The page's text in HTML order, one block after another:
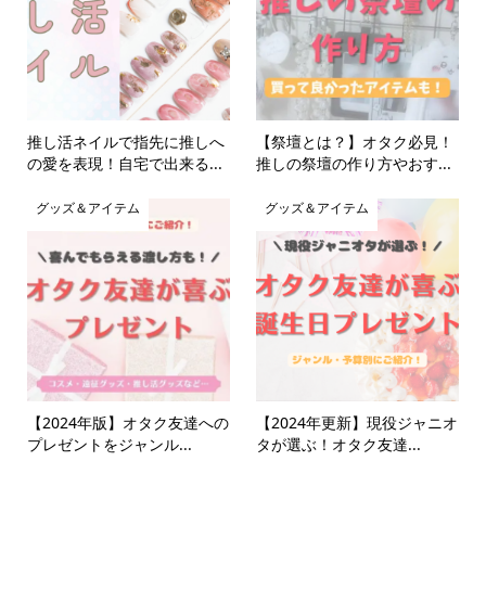
推し活ネイルで指先に推しへ
の愛を表現！自宅で出来る...
【祭壇とは？】オタク必見！
推しの祭壇の作り方やおす...
グッズ＆アイテム
【2024年版】オタク友達への
プレゼントをジャンル...
グッズ＆アイテム
【2024年更新】現役ジャニオ
タが選ぶ！オタク友達...